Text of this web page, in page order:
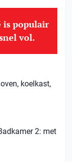
is populair
vol.
koelkast,
2: met